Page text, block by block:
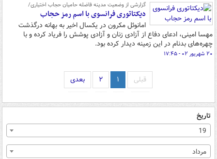
گزارشی از وضعیت مدینه فاضله حامیان حجاب اختیاری/
دیکتاتوری فرانسوی با اسم رمز حجاب
امانوئل مکرون در یکسال اخیر به بهانه درگذشت
مهسا امینی، ادعای دفاع از آزادی زنان و آزادی پوشش را فریاد کرده و با
چهره‌های بدنام در این زمینه دیدار کرده بود.
۲۰ شهریور ۰۲ - ۱۷:۴۵
قبلی ۱ ۲ بعدی
تاریخ
19
مرداد